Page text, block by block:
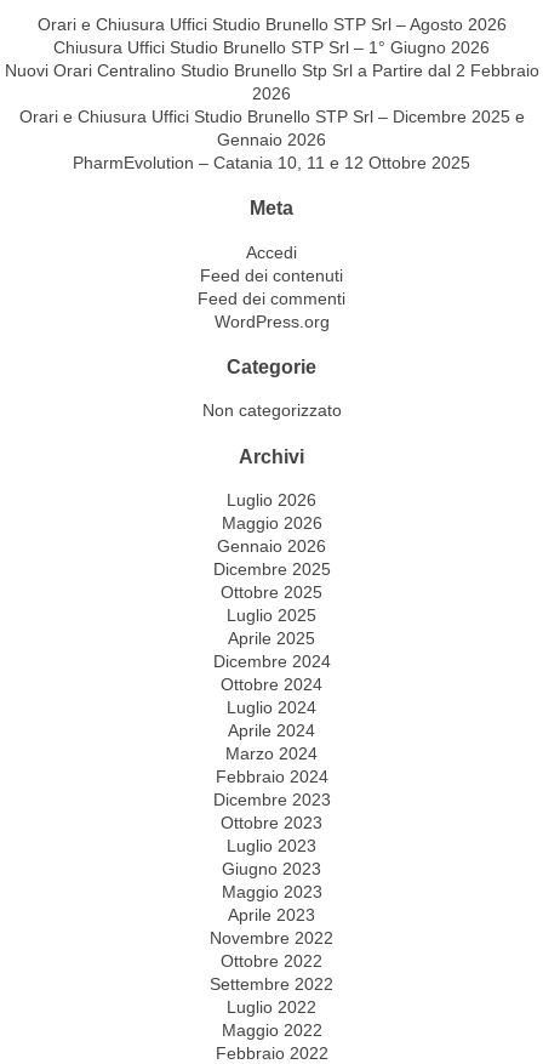
Orari e Chiusura Uffici Studio Brunello STP Srl – Agosto 2026
Chiusura Uffici Studio Brunello STP Srl – 1° Giugno 2026
Nuovi Orari Centralino Studio Brunello Stp Srl a Partire dal 2 Febbraio
2026
Orari e Chiusura Uffici Studio Brunello STP Srl – Dicembre 2025 e
Gennaio 2026
PharmEvolution – Catania 10, 11 e 12 Ottobre 2025
Meta
Accedi
Feed dei contenuti
Feed dei commenti
WordPress.org
Categorie
Non categorizzato
Archivi
Luglio 2026
Maggio 2026
Gennaio 2026
Dicembre 2025
Ottobre 2025
Luglio 2025
Aprile 2025
Dicembre 2024
Ottobre 2024
Luglio 2024
Aprile 2024
Marzo 2024
Febbraio 2024
Dicembre 2023
Ottobre 2023
Luglio 2023
Giugno 2023
Maggio 2023
Aprile 2023
Novembre 2022
Ottobre 2022
Settembre 2022
Luglio 2022
Maggio 2022
Febbraio 2022